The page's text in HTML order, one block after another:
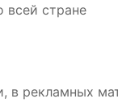
стране
в рекламных